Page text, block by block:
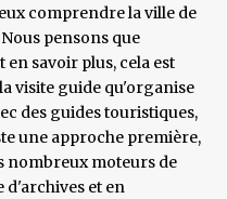
comprendre la ville de
pensons que
savoir plus, cela est
visite guide qu'organise
des guides touristiques,
une approche première,
nombreux moteurs de
d'archives et en